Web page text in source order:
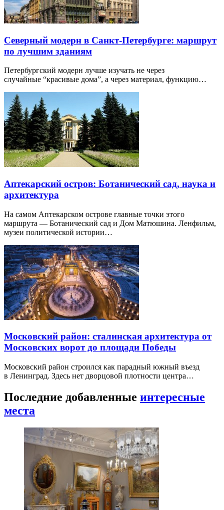
Северный модерн в Санкт-Петербурге: маршрут
по лучшим зданиям
Петербургский модерн лучше изучать не через
случайные “красивые дома”, а через материал, функцию…
Аптекарский остров: Ботанический сад, наука и
архитектура
На самом Аптекарском острове главные точки этого
маршрута — Ботанический сад и Дом Матюшина. Ленфильм,
музеи политической истории…
Московский район: сталинская архитектура от
Московских ворот до площади Победы
Московский район строился как парадный южный въезд
в Ленинград. Здесь нет дворцовой плотности центра…
Последние добавленные интересные
места